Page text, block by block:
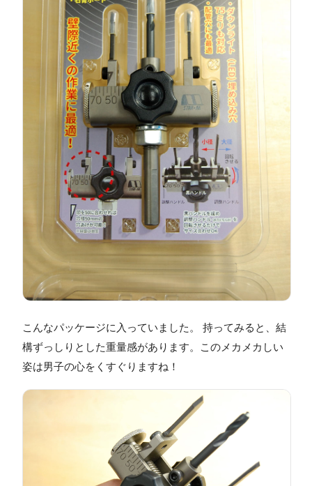
こんなパッケージに入っていました。 持ってみると、結
構ずっしりとした重量感があります。このメカメカしい
姿は男子の心をくすぐりますね！